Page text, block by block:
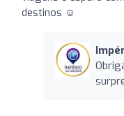
destinos ☺️